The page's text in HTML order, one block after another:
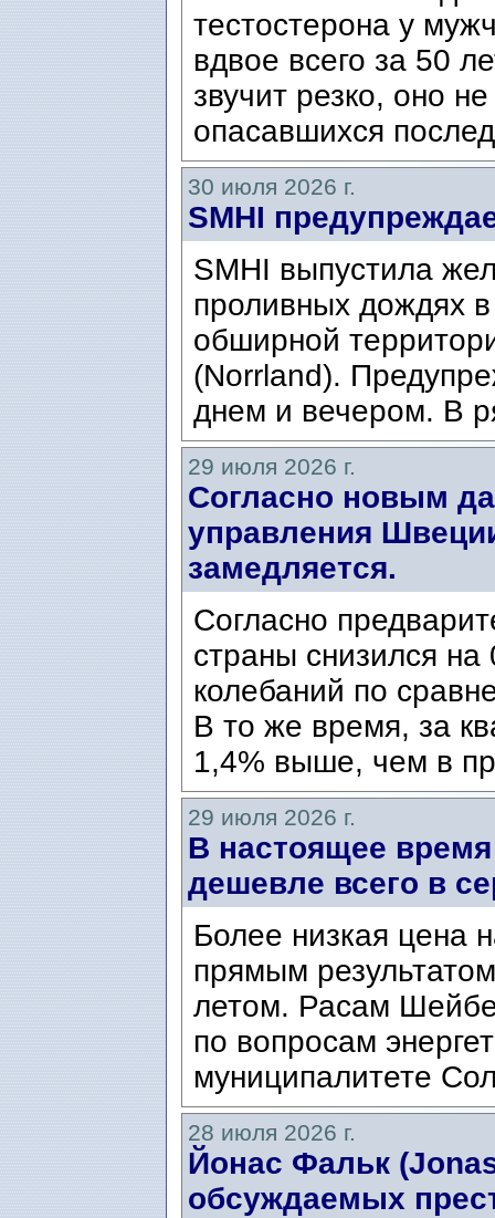
тестостерона у
вдвое всего за 50
звучит резко, оно
опасавшихся
30 июля 2026 г.
SMHI
SMHI выпустила
проливных дождях
обширной
(Norrland).
днем ​​и вечером. В
29 июля 2026 г.
Согласно новым
управления
замедляется.
Согласно
страны снизился
колебаний по
В то же время, за
1,4% выше, чем в
29 июля 2026 г.
В настоящее
дешевле всего в
Более низкая цена
прямым
летом. Расам
по вопросам
муниципалитете
28 июля 2026 г.
Йонас Фальк
обсуждаемых